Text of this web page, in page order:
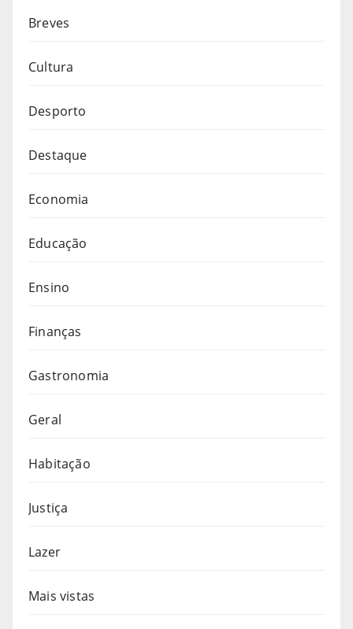
Breves
Cultura
Desporto
Destaque
Economia
Educação
Ensino
Finanças
Gastronomia
Geral
Habitação
Justiça
Lazer
Mais vistas